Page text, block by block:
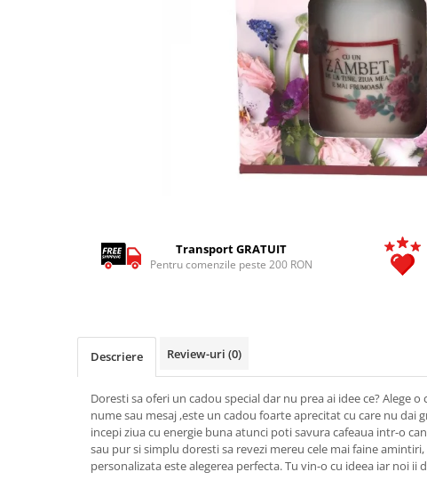
Tricouri Familie
Tricouri Mamici
Tricouri Animalute
Tricouri Gameri
Transport GRATUIT
Pentru comenzile peste 200 RON
Descriere Review-uri (0)
Doresti sa oferi un cadou special dar nu prea ai idee ce? Alege
nume sau mesaj ,este un cadou foarte aprecitat cu care nu dai
incepi ziua cu energie buna atunci poti savura cafeaua intr-o
sau pur si simplu doresti sa revezi mereu cele mai faine
personalizata este alegerea perfecta. Tu vin-o cu ideea iar noi ii